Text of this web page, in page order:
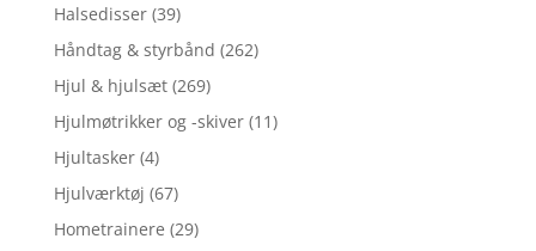
Halsedisser (39)
Håndtag & styrbånd (262)
Hjul & hjulsæt (269)
Hjulmøtrikker og -skiver (11)
Hjultasker (4)
Hjulværktøj (67)
Hometrainere (29)